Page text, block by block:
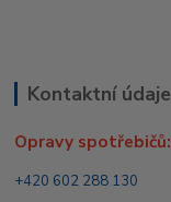
Kontaktní údaje
Opravy spotřebičů:
+420 602 288 130